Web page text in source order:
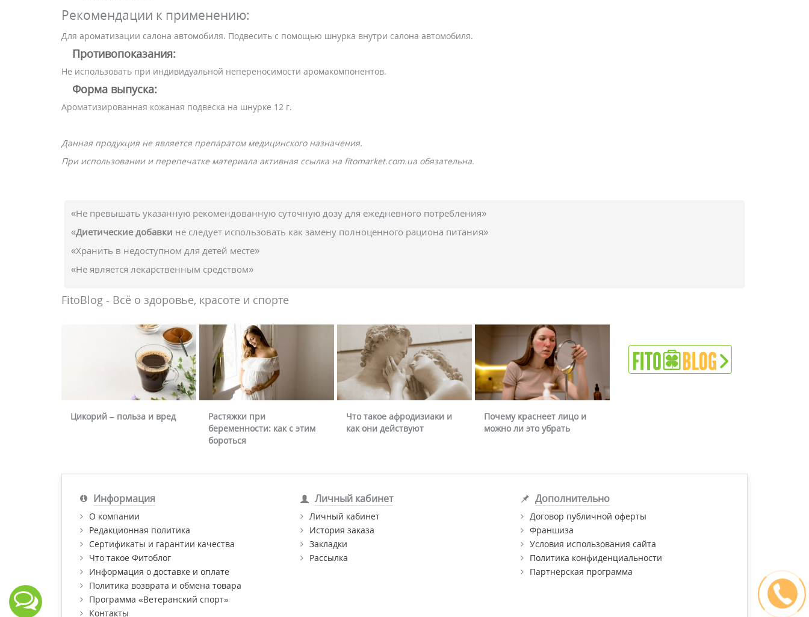
Рекомендации к применению:
Для ароматизации салона автомобиля. Подвесить с помощью шнурка внутри салона автомобиля.
Противопоказания:
Не использовать при индивидуальной непереносимости аромакомпонентов.
Форма выпуска:
Ароматизированная кожаная подвеска на шнурке 12 г.
Данная продукция не является препаратом медицинского назначения.
При использовании и перепечатке материала активная ссылка на fitomarket.com.ua обязательна.
«Не превышать указанную рекомендованную суточную дозу для ежедневного потребления»
«Диетические добавки не следует использовать как замену полноценного рациона питания»
«Хранить в недоступном для детей месте»
«Не является лекарственным средством»
FitoBlog - Всё о здоровье, красоте и спорте
Цикорий – польза и вред
Растяжки при
беременности: как с этим
бороться
Что такое афродизиаки и
как они действуют
Почему краснеет лицо и
можно ли это убрать
Информация
О компании
Редакционная политика
Сертификаты и гарантии качества
Что такое Фитоблог
Информация о доставке и оплате
Политика возврата и обмена товара
Программа «Ветеранский спорт»
Контакты
Личный кабинет
Личный кабинет
История заказа
Закладки
Рассылка
Дополнительно
Договор публичной оферты
Франшиза
Условия использования сайта
Политика конфиденциальности
Партнёрская программа